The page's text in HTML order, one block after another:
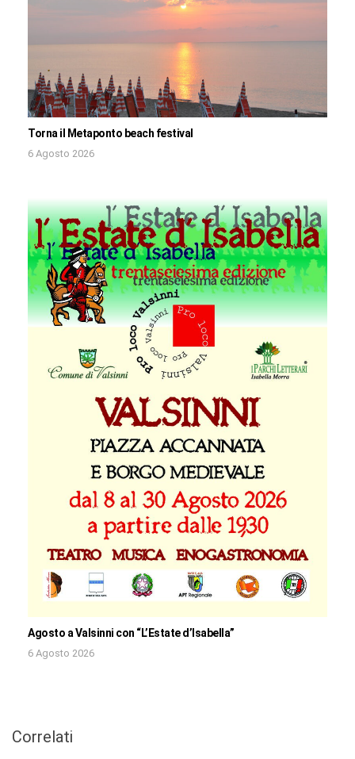
Torna il Metaponto beach festival
6 Agosto 2026
Agosto a Valsinni con “L’Estate d’Isabella”
6 Agosto 2026
Correlati